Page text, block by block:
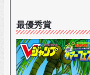
最優秀賞